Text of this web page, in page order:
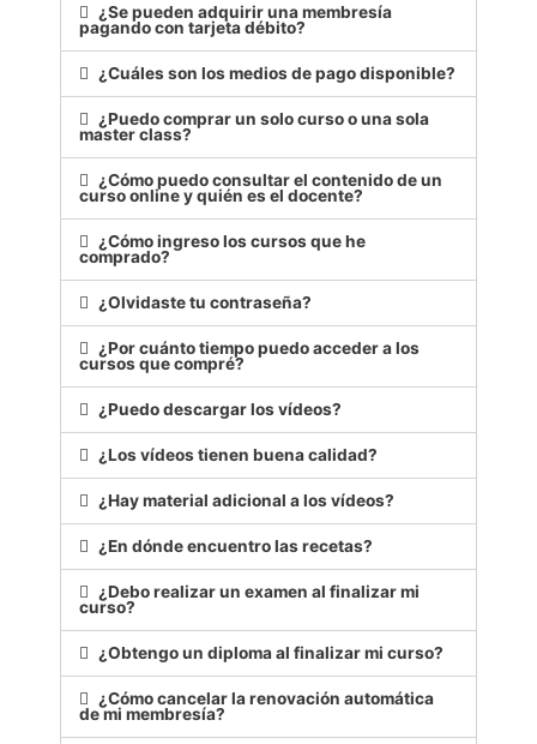
¿Se pueden adquirir una membresía
pagando con tarjeta débito?
¿Cuáles son los medios de pago disponible?
¿Puedo comprar un solo curso o una sola
master class?
¿Cómo puedo consultar el contenido de un
curso online y quién es el docente?
¿Cómo ingreso los cursos que he
comprado?
¿Olvidaste tu contraseña?
¿Por cuánto tiempo puedo acceder a los
cursos que compré?
¿Puedo descargar los vídeos?
¿Los vídeos tienen buena calidad?
¿Hay material adicional a los vídeos?
¿En dónde encuentro las recetas?
¿Debo realizar un examen al finalizar mi
curso?
¿Obtengo un diploma al finalizar mi curso?
¿Cómo cancelar la renovación automática
de mi membresía?